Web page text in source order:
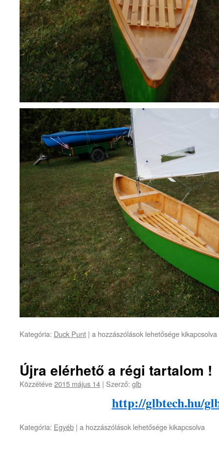
Kategória: Duck Punt | Szúnyog
a hozzászólások lehetősége kikapcsolva
Újra elérhető a régi tartalom !
Közzétéve2015 május 14 | Szerző: glb
http://glbtech.hu/
Kategória: Egyéb | Újra
a hozzászólások lehetősége kikapcsolva